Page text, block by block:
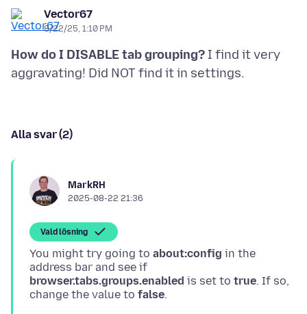
Vector67
8/22/25, 1:10 PM
How do I DISABLE tab grouping?I find it very
Alla svar (2)
MarkRH
2025-08-22 21:36
Vald lösning
You might try going to about:config in the
address bar and see if
browser.tabs.groups.enabled is set to true. If so,
change the value to false